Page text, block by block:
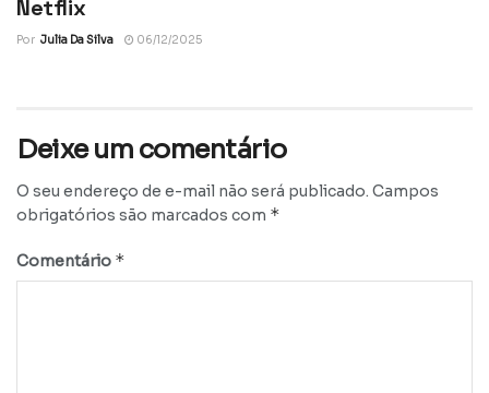
Netflix
Por Julia Da Silva 06/12/2025
Deixe um comentário
O seu endereço de e-mail não será publicado. Campos
obrigatórios são marcados com *
Comentário *